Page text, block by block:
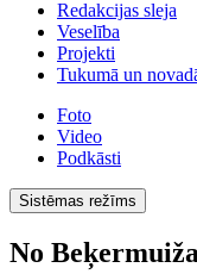
Redakcijas sleja
Veselība
Projekti
Tukumā un
Foto
Video
Podkāsti
Sistēmas režīms
No